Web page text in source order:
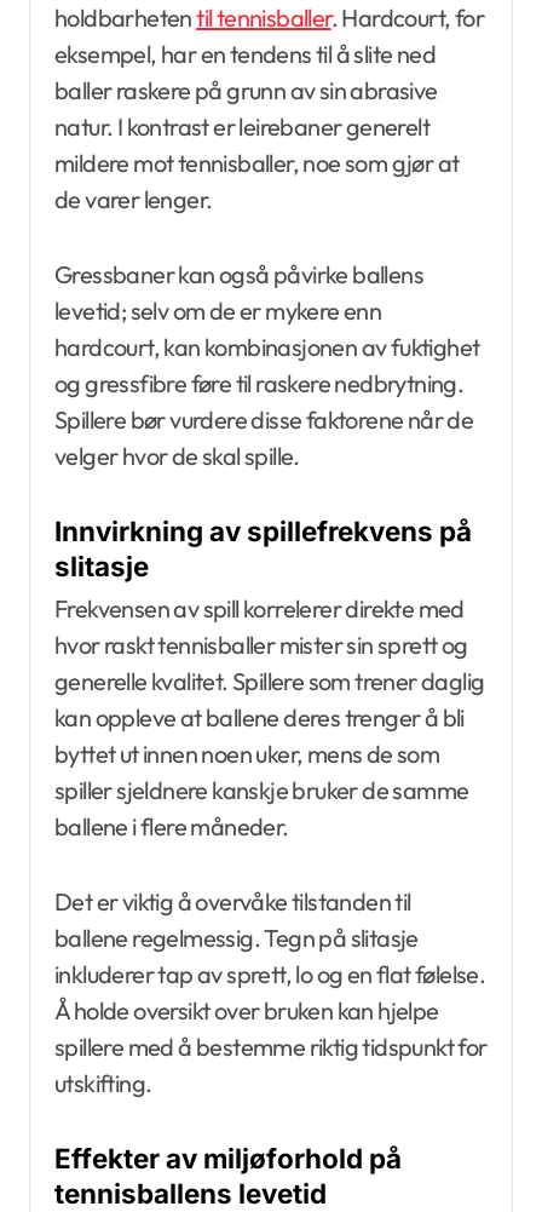
holdbarhetentil tennisballer. Hardcourt, for
eksempel, har en tendens til å slite ned
baller raskere på grunn av sin abrasive
natur. I kontrast er leirebaner generelt
mildere mot tennisballer, noe som gjør at
de varer lenger.
Gressbaner kan også påvirke ballens
levetid; selv om de er mykere enn
hardcourt, kan kombinasjonen av fuktighet
og gressfibre føre til raskere nedbrytning.
Spillere bør vurdere disse faktorene når de
velger hvor de skal spille.
Innvirkning av spillefrekvens på
slitasje
Frekvensen av spill korrelerer direkte med
hvor raskt tennisballer mister sin sprett og
generelle kvalitet. Spillere som trener daglig
kan oppleve at ballene deres trenger å bli
byttet ut innen noen uker, mens de som
spiller sjeldnere kanskje bruker de samme
ballene i flere måneder.
Det er viktig å overvåke tilstanden til
ballene regelmessig. Tegn på slitasje
inkluderer tap av sprett, lo og en flat følelse.
Å holde oversikt over bruken kan hjelpe
spillere med å bestemme riktig tidspunkt for
utskifting.
Effekter av miljøforhold på
tennisballens levetid